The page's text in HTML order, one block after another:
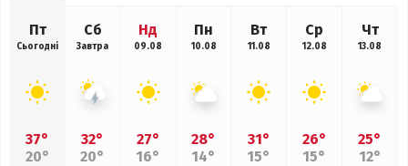
Пт
Сьогодні
37°
20°
Сб
Завтра
32°
20°
Нд
09.08
27°
16°
Пн
10.08
28°
14°
Вт
11.08
31°
15°
Ср
12.08
26°
15°
Чт
13.08
25°
12°